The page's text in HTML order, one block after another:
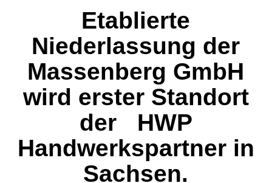
Etablierte
Niederlassung der
Massenberg GmbH
wird erster Standort
der HWP
Handwerkspartner in
Sachsen.